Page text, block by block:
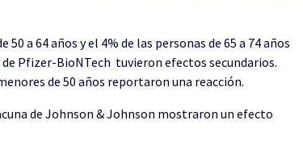
a 64 años y el 4% de las personas de 65 a 74 años
Pfizer-BioNTech tuvieron efectos secundarios.
de 50 años reportaron una reacción.
de Johnson & Johnson mostraron un efecto